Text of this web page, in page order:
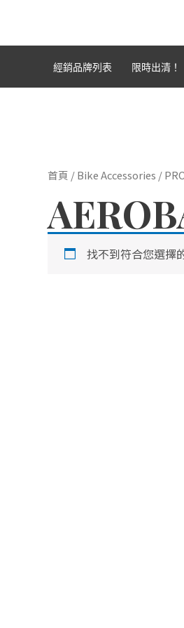
主
經銷品牌列表 限時出清！
首頁 /Bike Accessories /
找不到符合您選擇